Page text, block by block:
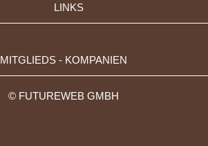
LINKS
MITGLIEDS - KOMPANIEN
© FUTUREWEB GMBH